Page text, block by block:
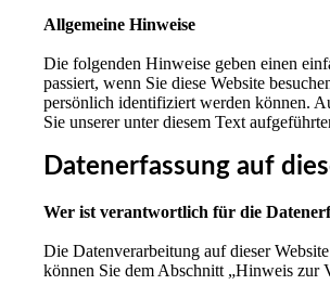
Allgemeine Hinweise
Die folgenden Hinweise geben einen
passiert, wenn Sie diese Website
persönlich identifiziert werden können.
Sie unserer unter diesem Text
Datenerfassung auf
Wer ist verantwortlich für die
Die Datenverarbeitung auf dieser
können Sie dem Abschnitt „Hinweis zur